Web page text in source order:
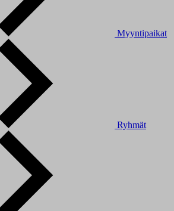
Myyntipaikat
Ryhmät